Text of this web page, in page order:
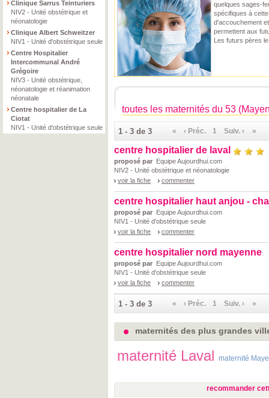
Clinique Sarrus Teinturiers
NIV2 - Unité obstétrique et
néonatologie
Clinique Albert Schweitzer
NIV1 - Unité d'obstétrique seule
Centre Hospitalier
Intercommunal André
Grégoire
NIV3 - Unité obstétrique,
néonatologie et réanimation
néonatale
Centre hospitalier de La
Ciotat
NIV1 - Unité d'obstétrique seule
quelques sages-
spécifiques à
d'accouchement
permettent aux
Les futurs pères
toutes les maternités du 53
1 - 3 de 3 « ‹ Préc. 1 Suiv. › »
centre hospitalier de laval
proposé par Equipe Aujourdhui.com
NIV2 - Unité obstétrique et néonatologie
voir la fiche
commenter
centre hospitalier haut anjou -
proposé par Equipe Aujourdhui.com
NIV1 - Unité d'obstétrique seule
voir la fiche
commenter
centre hospitalier nord mayenne
proposé par Equipe Aujourdhui.com
NIV1 - Unité d'obstétrique seule
voir la fiche
commenter
1 - 3 de 3 « ‹ Préc. 1 Suiv. › »
maternités des plus grandes
maternité Laval maternité
recommander